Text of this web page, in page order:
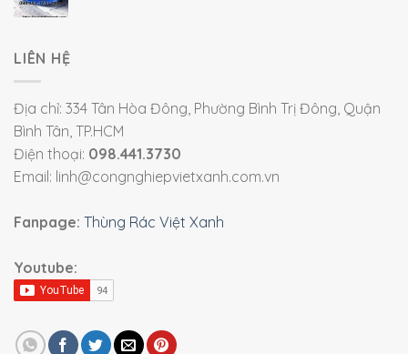
LIÊN HỆ
Địa chỉ: 334 Tân Hòa Đông, Phường Bình Trị Đông, Quận
Bình Tân, TP.HCM
Điện thoại: 098.441.3730
Email: linh@congnghiepvietxanh.com.vn
Fanpage: Thùng Rác Việt Xanh
Youtube: